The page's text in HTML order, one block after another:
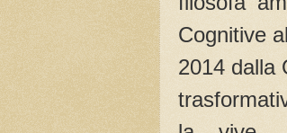
Cognitive
2014 dalla